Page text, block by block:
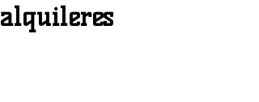
alquileres